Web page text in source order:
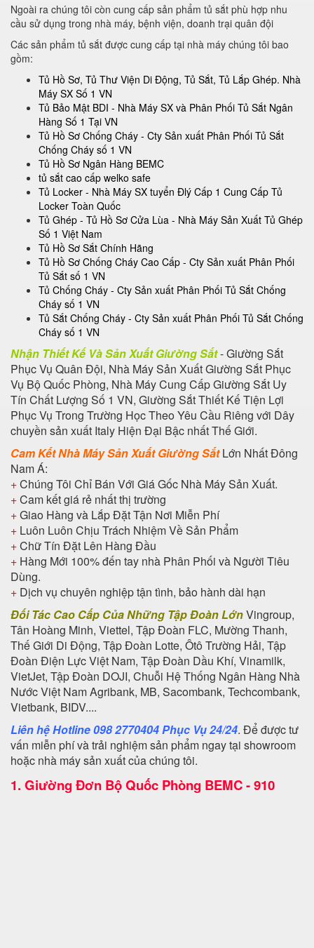
Ngoài ra chúng tôi còn cung cấp sản phẩm tủ sắt phù hợp nhu
cầu sử dụng trong nhà máy, bệnh viện, doanh trại quân đội
Các sản phẩm tủ sắt được cung cấp tại nhà máy chúng tôi bao
gồm:
Tủ Hồ Sơ, Tủ Thư Viện Di Động, Tủ Sắt, Tủ Lắp Ghép. Nhà
Máy SX Số 1 VN
Tủ Bảo Mật BDI - Nhà Máy SX và Phân Phối Tủ Sắt Ngân
Hàng Số 1 Tại VN
Tủ Hồ Sơ Chống Cháy - Cty Sản xuất Phân Phối Tủ Sắt
Chống Cháy số 1 VN
Tủ Hồ Sơ Ngân Hàng BEMC
tủ sắt cao cấp welko safe
Tủ Locker - Nhà Máy SX tuyển Đlý Cấp 1 Cung Cấp Tủ
Locker Toàn Quốc
Tủ Ghép - Tủ Hồ Sơ Cửa Lùa - Nhà Máy Sản Xuất Tủ Ghép
Số 1 Việt Nam
Tủ Hồ Sơ Sắt Chính Hãng
Tủ Hồ Sơ Chống Cháy Cao Cấp - Cty Sản xuất Phân Phối
Tủ Sắt số 1 VN
Tủ Chống Cháy - Cty Sản xuất Phân Phối Tủ Sắt Chống
Cháy số 1 VN
Tủ Sắt Chống Cháy - Cty Sản xuất Phân Phối Tủ Sắt Chống
Cháy số 1 VN
Nhận Thiết Kế Và Sản Xuất Giường Sắt- Giường Sắt
Phục Vụ Quân Đội, Nhà Máy Sản Xuất Giường Sắt Phục
Vụ Bộ Quốc Phòng, Nhà Máy Cung Cấp Giường Sắt Uy
Tín Chất Lượng Số 1 VN, Giường Sắt Thiết Kế Tiện Lợi
Phục Vụ Trong Trường Học Theo Yêu Cầu Riêng với Dây
chuyền sản xuất Italy Hiện Đại Bậc nhất Thế Giới.
Cam Kết Nhà Máy Sản Xuất Giường SắtLớn Nhất Đông
Nam Á:
+Chúng Tôi Chỉ Bán Với Giá Gốc Nhà Máy Sản Xuất.
+Cam kết giá rẻ nhất thị trường
+Giao Hàng và Lắp Đặt Tận Nơi Miễn Phí
+ Luôn Luôn Chịu Trách Nhiệm Về Sản Phẩm
+Chữ Tín Đặt Lên Hàng Đầu
+ Hàng Mới 100% đến tay nhà Phân Phối và Người Tiêu
Dùng.
+ Dịch vụ chuyên nghiệp tận tình, bảo hành dài hạn
Đối Tác Cao Cấp Của Những Tập Đoàn LớnVingroup,
Tân Hoàng Minh, Viettel, Tập Đoàn FLC, Mường Thanh,
Thế Giới Di Động, Tập Đoàn Lotte, Ôtô Trường Hải, Tập
Đoàn Điện Lực Việt Nam, Tập Đoàn Dầu Khí, Vinamilk,
VietJet, Tập Đoàn DOJI, Chuỗi Hệ Thống Ngân Hàng Nhà
Nước Việt Nam Agribank, MB, Sacombank, Techcombank,
Vietbank, BIDV....
Liên hệ Hotline 098 2770404 Phục Vụ 24/24. Để được tư
vấn miễn phí và trải nghiệm sản phẩm ngay tại showroom
hoặc nhà máy sản xuất của chúng tôi.
1. Giường Đơn Bộ Quốc Phòng BEMC - 910